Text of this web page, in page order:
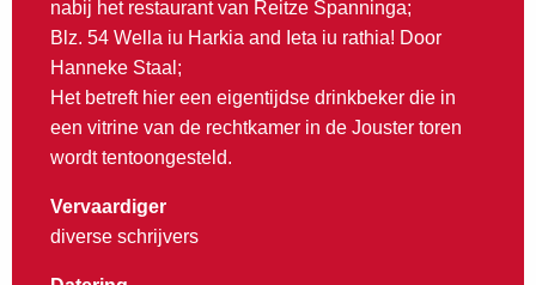
nabij het restaurant van Reitze Spanninga;
Blz. 54 Wella iu Harkia and Ieta iu rathia! Door
Hanneke Staal;
Het betreft hier een eigentijdse drinkbeker die in
een vitrine van de rechtkamer in de Jouster toren
wordt tentoongesteld.
Vervaardiger
diverse schrijvers